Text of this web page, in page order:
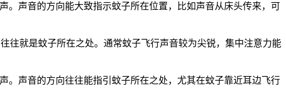
。声音的方向能大致指示蚊子所在位置，比如声音从床头传来，可
往就是蚊子所在之处。通常蚊子飞行声音较为尖锐，集中注意力能
。声音的方向往往能指引蚊子所在之处，尤其在蚊子靠近耳边飞行